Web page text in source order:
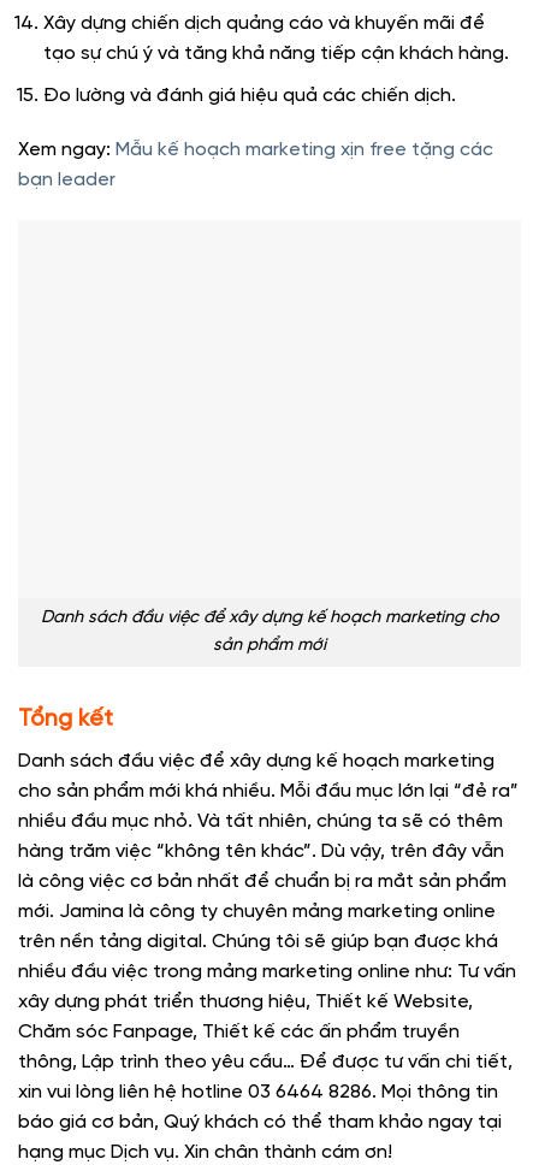
Xây dựng chiến dịch quảng cáo và khuyến mãi để
tạo sự chú ý và tăng khả năng tiếp cận khách hàng.
Đo lường và đánh giá hiệu quả các chiến dịch.
Xem ngay: Mẫu kế hoạch marketing xịn free tặng các
bạn leader
Danh sách đầu việc để xây dựng kế hoạch marketing cho
sản phẩm mới
Tổng kết
Danh sách đầu việc để xây dựng kế hoạch marketing
cho sản phẩm mới khá nhiều. Mỗi đầu mục lớn lại “đẻ ra”
nhiều đầu mục nhỏ. Và tất nhiên, chúng ta sẽ có thêm
hàng trăm việc “không tên khác”. Dù vậy, trên đây vẫn
là công việc cơ bản nhất để chuẩn bị ra mắt sản phẩm
mới. Jamina là công ty chuyên mảng marketing online
trên nền tảng digital. Chúng tôi sẽ giúp bạn được khá
nhiều đầu việc trong mảng marketing online như: Tư vấn
xây dựng phát triển thương hiệu, Thiết kế Website,
Chăm sóc Fanpage, Thiết kế các ấn phẩm truyền
thông, Lập trình theo yêu cầu… Để được tư vấn chi tiết,
xin vui lòng liên hệ hotline 03 6464 8286. Mọi thông tin
báo giá cơ bản, Quý khách có thể tham khảo ngay tại
hạng mục Dịch vụ. Xin chân thành cám ơn!